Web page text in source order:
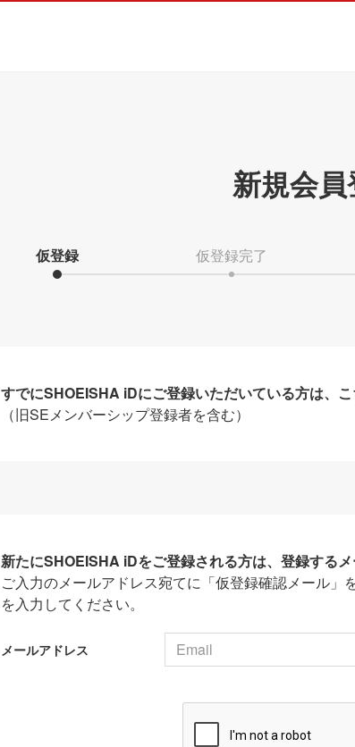
新規会
仮登録 仮登録完了
すでにSHOEISHA iDにご登録いただいている方は、こ
（旧SEメンバーシップ登録者を含む）
新たにSHOEISHA iDをご登録される方は、登録するメ
ご入力のメールアドレス宛てに「仮登録確認メール」
を入力してください。
メールアドレス